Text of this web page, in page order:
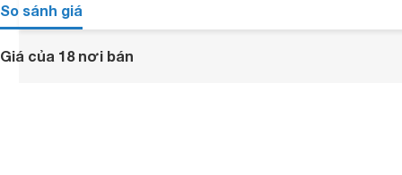
So sánh giá
Giá của 18 nơi bán